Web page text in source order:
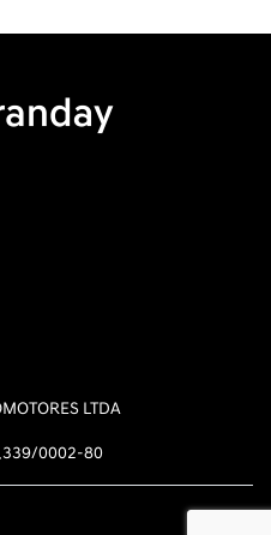
LTDA
0002-80